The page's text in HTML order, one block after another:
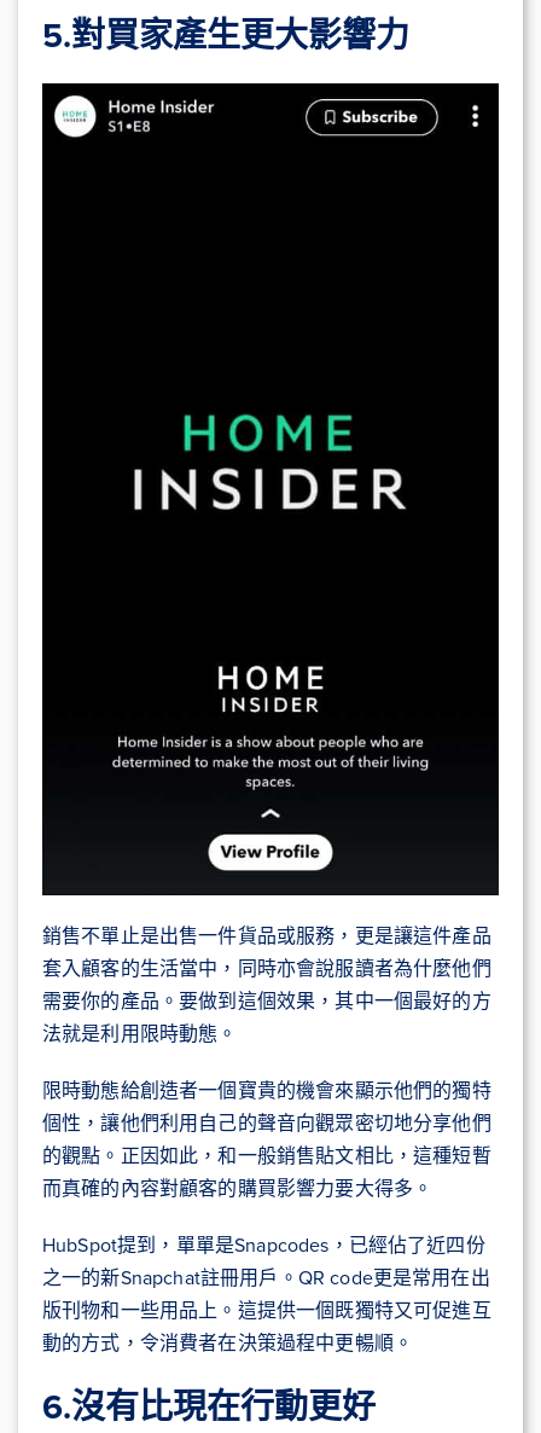
5.對買家產生更大影響力
銷售不單止是出售一件貨品或服務，更是讓這件產品
套入顧客的生活當中，同時亦會說服讀者為什麼他們
需要你的產品。要做到這個效果，其中一個最好的方
法就是利用限時動態。
限時動態給創造者一個寶貴的機會來顯示他們的獨特
個性，讓他們利用自己的聲音向觀眾密切地分享他們
的觀點。正因如此，和一般銷售貼文相比，這種短暫
而真確的內容對顧客的購買影響力要大得多。
HubSpot提到，單單是Snapcodes，已經佔了近四份
之一的新Snapchat註冊用戶。QR code更是常用在出
版刊物和一些用品上。這提供一個既獨特又可促進互
動的方式，令消費者在決策過程中更暢順。
6.沒有比現在行動更好